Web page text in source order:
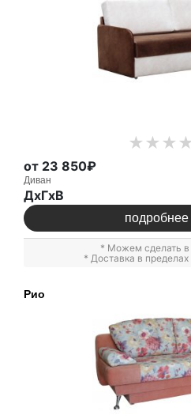
от 23 850₽
Диван
ДxГxВ
подробнее
* Можем сделать
* Доставка в
Рио